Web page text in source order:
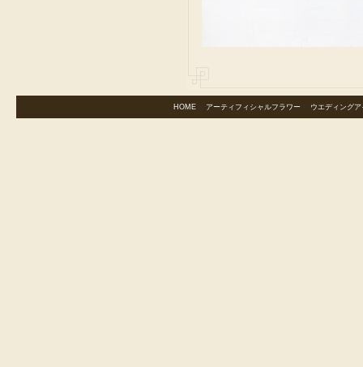
HOME｜ アーティフィシャルフラワー｜ ウエディングア